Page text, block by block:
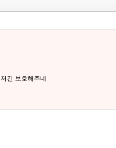
긴 보호해주네